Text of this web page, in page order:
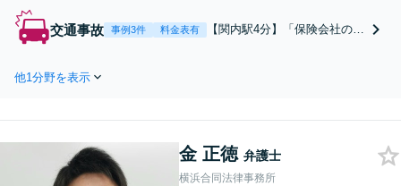
い。調停を有利に進め
ることも可能です。丁
【休日・夜間面談可】
交通事故 事例3件 料金表有
【関内駅4分】「保険会社の提
機能障害」まで幅広く対応で
や費用などを明示します【初
回面談60分無料】
他1分野を表示
金 正徳 弁護士
横浜合同法律事務所